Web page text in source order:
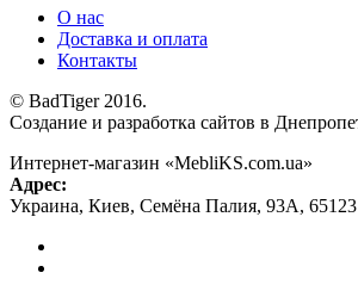
О нас
Доставка и оплата
Контакты
© BadTiger 2016.
Создание и разработка сайтов в
Интернет-магазин «MebliKS.com.ua»
Адрес:
Украина, Киев, Семёна Палия, 93А, 65123